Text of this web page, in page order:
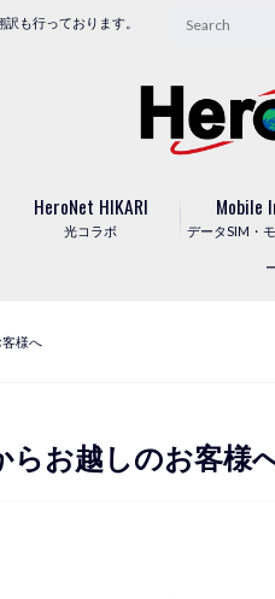
も行っております。
光コラボ
HeroNet HIKARI
データSIM・
Mobile
様へ
らお越しのお客様